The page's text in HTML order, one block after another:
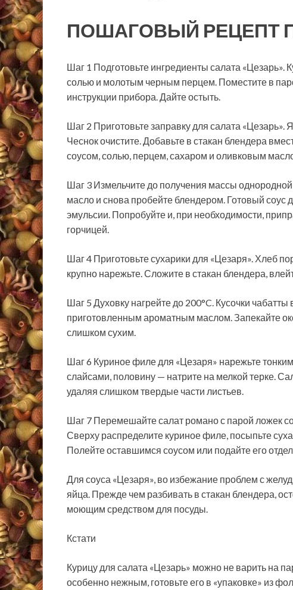
ПОШАГОВЫЙ РЕЦЕПТ
Шаг 1 Подготовьте ингредиенты салата
солью и молотым черным перцем. Поместите в
инструкции прибора. Дайте остыть.
Шаг 2 Приготовьте заправку для салата «Цезарь».
Чеснок очистите. Добавьте в стакан блендера
соусом, солью, перцем, сахаром и оливковым
Шаг 3 Измельчите до получения массы
масло и снова пробейте блендером. Готовый соус
эмульсии. Попробуйте и, при необходимости,
горчицей.
Шаг 4 Приготовьте сухарики для «Цезаря». Хлеб
крупно нарежьте. Сложите в стакан блендера,
Шаг 5 Духовку нагрейте до 200°C. Кусочки
приготовленным ароматным маслом. Запекайте
слишком сухим.
Шаг 6 Куриное филе для «Цезаря» нарежьте
слайсами, половину — натрите на мелкой терке.
удаляя слишком твердые части листьев.
Шаг 7 Перемешайте салат романо с парой ложек
Сверху распределите куриное филе, посыпьте
Полейте оставшимся соусом или подайте его
Для соуса «Цезаря», во избежание проблем с
яйца. Прежде чем разбивать в стакан блендера,
моющим средством для посуды.
Кстати
Курицу для салата «Цезарь» можно не варить на
особенно нежным, готовьте его в «упаковке» из